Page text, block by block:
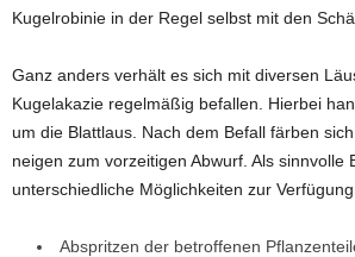
Kugelrobinie in der Regel selbst mit den
Ganz anders verhält es sich mit diversen
Kugelakazie regelmäßig befallen. Hierbei
um die Blattlaus. Nach dem Befall färben
neigen zum vorzeitigen Abwurf. Als sinnvolle
unterschiedliche Möglichkeiten zur
Abspritzen der betroffenen